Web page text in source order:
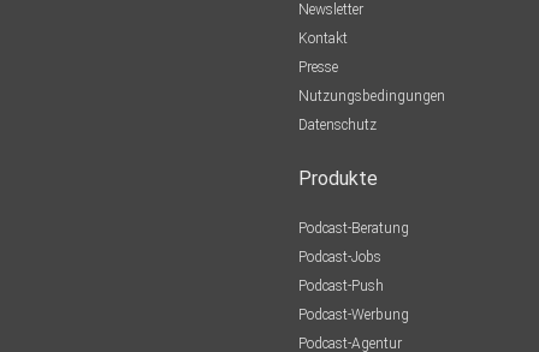
Newsletter
Kontakt
Presse
Nutzungsbedingungen
Datenschutz
Produkte
Podcast-Beratung
Podcast-Jobs
Podcast-Push
Podcast-Werbung
Podcast-Agentur